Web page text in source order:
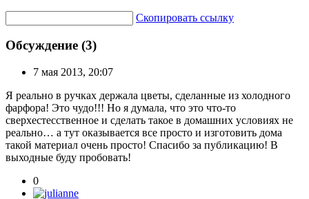
Скопировать ссылку
Обсуждение (3)
7 мая 2013, 20:07
Я реально в ручках держала цветы, сделанные из холодного
фарфора! Это чудо!!! Но я думала, что это что-то
сверхестесственное и сделать такое в домашних условиях не
реально… а тут оказывается все просто и изготовить дома
такой материал очень просто! Спасибо за публикацию! В
выходные буду пробовать!
0